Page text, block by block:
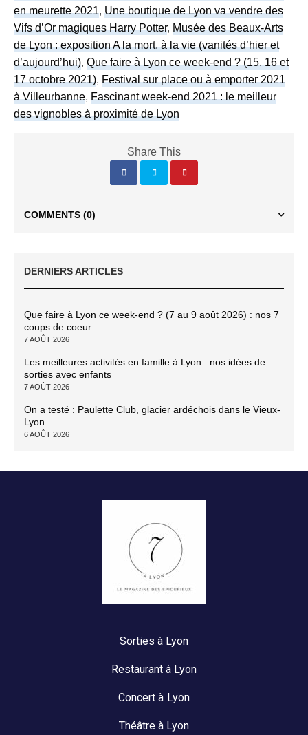
en meurette 2021,Une boutique de Lyon va vendre des
Vifs d’Or magiques Harry Potter,Musée des Beaux-Arts
de Lyon : exposition A la mort, à la vie (vanités d’hier et
d’aujourd’hui),Que faire à Lyon ce week-end ? (15, 16 et
17 octobre 2021),Festival sur place ou à emporter 2021
à Villeurbanne,Fascinant week-end 2021 : le meilleur
des vignobles à proximité de Lyon
Share This
COMMENTS (0)
DERNIERS ARTICLES
Que faire à Lyon ce week-end ? (7 au 9 août 2026) : nos 7
coups de coeur
7 AOÛT 2026
Les meilleures activités en famille à Lyon : nos idées de
sorties avec enfants
7 AOÛT 2026
On a testé : Paulette Club, glacier ardéchois dans le Vieux-
Lyon
6 AOÛT 2026
Sorties à Lyon
Restaurant à Lyon
Concert à Lyon
Théâtre à Lyon